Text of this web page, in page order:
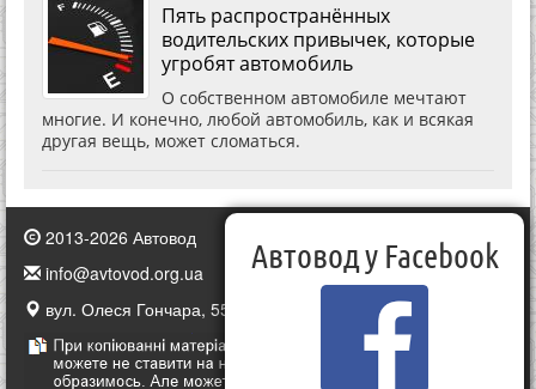
Пять распространённых
водительских привычек, которые
угробят автомобиль
О собственном автомобиле мечтают
многие. И конечно, любой автомобиль, как и всякая
другая вещь, может сломаться.
2013-2026 Автовод
info@avtovod.org.ua
вул. Олеся Гончара, 55, Київ, Україна
Автовод у Facebook